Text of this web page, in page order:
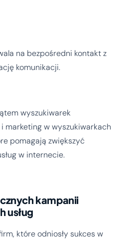
na bezpośredni kontakt z
komunikacji.
wyszukiwarek
marketing w wyszukiwarkach
pomagają zwiększyć
w internecie.
kampanii
usług
które odniosły sukces w